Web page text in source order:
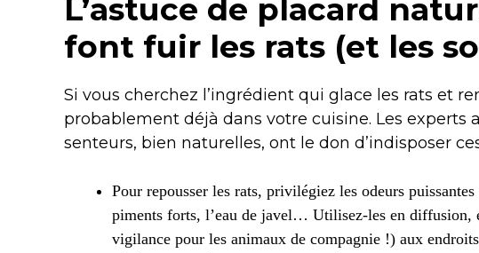
L’astuce de placard
font fuir les rats (et les
Si vous cherchez l’ingrédient qui glace les rats et
probablement déjà dans votre cuisine. Les
senteurs, bien naturelles, ont le don d’indisposer
Pour repousser les rats, privilégiez les odeurs
piments forts, l’eau de javel… Utilisez-les en diffusion,
vigilance pour les animaux de compagnie !) aux